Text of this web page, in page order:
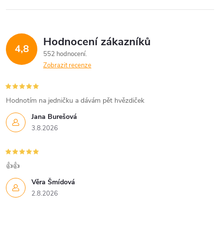
ý
p
i
s
u
4,8 Hodnocení zákazníků
552 hodnocení
Zobrazit recenze
Jana Burešová
3.8.2026
Hodnotím na jedničku a dávám pět hvězdiček
Věra Šmídová
2.8.2026
👍👍